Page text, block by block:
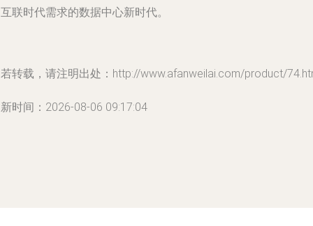
联时代需求的数据中心新时代。
转载，请注明出处：http://www.afanweilai.com/product/
时间：2026-08-06 09:17:04